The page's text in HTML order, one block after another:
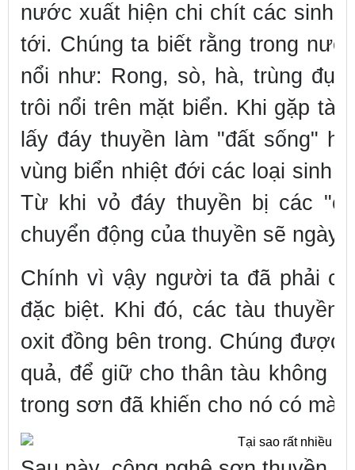
nước xuất hiện chi chít các sinh
tới. Chúng ta biết rằng trong
nổi như: Rong, sò, hà, trùng
trôi nổi trên mặt biển. Khi gặp
lấy đáy thuyền làm "đất sống"
vùng biển nhiệt đới các loại sinh
Từ khi vỏ đáy thuyền bị các
chuyển động của thuyền sẽ ngày
Chính vì vậy người ta đã phải
đặc biệt. Khi đó, các tàu
oxit đồng bên trong. Chúng được
quả, để giữ cho thân tàu không
trong sơn đã khiến cho nó có màu